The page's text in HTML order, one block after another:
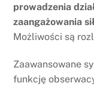
prowadzenia
zaangażowania
Możliwości są
Zaawansowane
funkcję